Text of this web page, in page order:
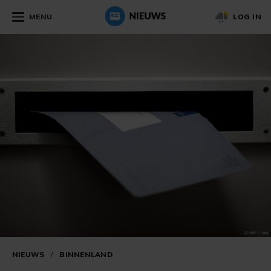
MENU LOG IN
NIEUWS / BINNENLAND